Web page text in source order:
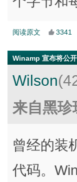
阅读原文 3341
Winamp 宣布将公
Wilson
来自黑珍
曾经的装
代码。